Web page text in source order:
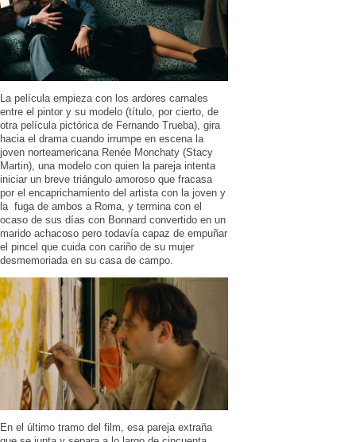
La película empieza con los ardores carnales
entre el pintor y su modelo (título, por cierto, de
otra película pictórica de Fernando Trueba), gira
hacia el drama cuando irrumpe en escena la
joven norteamericana Renée Monchaty (Stacy
Martin), una modelo con quien la pareja intenta
iniciar un breve triángulo amoroso que fracasa
por el encaprichamiento del artista con la joven y
la fuga de ambos a Roma, y termina con el
ocaso de sus días con Bonnard convertido en un
marido achacoso pero todavía capaz de empuñar
el pincel que cuida con cariño de su mujer
desmemoriada en su casa de campo.
En el último tramo del film, esa pareja extraña